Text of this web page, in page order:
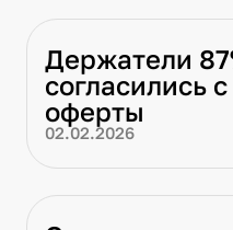
Держатели
согласились
оферты
02.02.2026